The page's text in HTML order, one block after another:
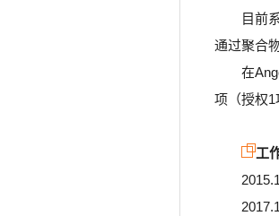
目前
通过聚合
在
项（授权1
工